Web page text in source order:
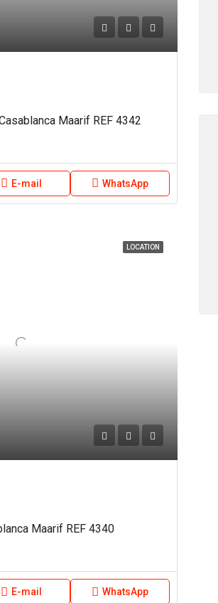
Maarif REF 4342
E-mail WhatsApp
LOCATION
Maarif REF 4340
E-mail WhatsApp